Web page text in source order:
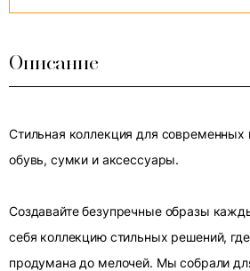
Описание
Стильная коллекция для
обувь, сумки и аксессуары.
Создавайте безупречные образы
себя коллекцию стильных решений,
продумана до мелочей. Мы собрали